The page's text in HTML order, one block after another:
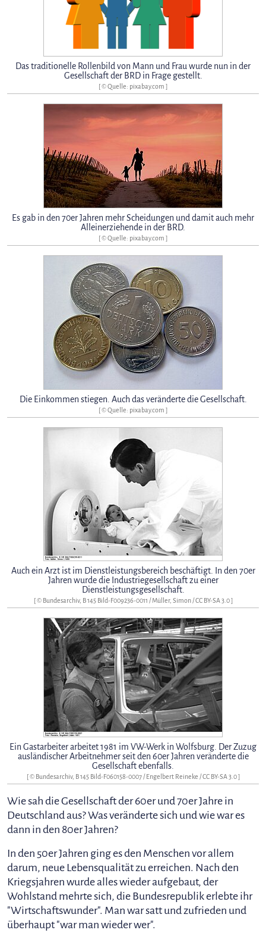
Das traditionelle Rollenbild von Mann und Frau wurde nun in der
Gesellschaft der BRD in Frage gestellt.
[ © Quelle: pixabay.com ]
Es gab in den 70er Jahren mehr Scheidungen und damit auch mehr
Alleinerziehende in der BRD.
[ © Quelle: pixabay.com ]
Die Einkommen stiegen. Auch das veränderte die Gesellschaft.
[ © Quelle: pixabay.com ]
Auch ein Arzt ist im Dienstleistungsbereich beschäftigt. In den 70er
Jahren wurde die Industriegesellschaft zu einer
Dienstleistungsgesellschaft.
[ © Bundesarchiv, B 145 Bild-F009236-0011 / Müller, Simon /CC BY-SA 3.0]
Ein Gastarbeiter arbeitet 1981 im VW-Werk in Wolfsburg. Der Zuzug
ausländischer Arbeitnehmer seit den 60er Jahren veränderte die
Gesellschaft ebenfalls.
[ © Bundesarchiv, B 145 Bild-F060158-0007 / Engelbert Reineke /CC BY-SA 3.0]
Wie sah die Gesellschaft der 60er und 70er Jahre in
Deutschland aus? Was veränderte sich und wie war es
dann in den 80er Jahren?
In den 50er Jahren ging es den Menschen vor allem
darum, neue Lebensqualität zu erreichen. Nach den
Kriegsjahren wurde alles wieder aufgebaut, der
Wohlstand mehrte sich, die Bundesrepublik erlebte ihr
"Wirtschaftswunder". Man war satt und zufrieden und
überhaupt "war man wieder wer".